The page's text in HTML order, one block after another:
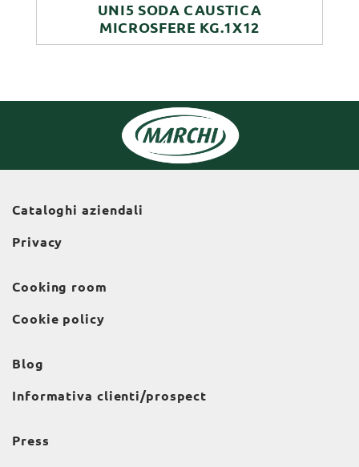
UNI5 SODA CAUSTICA
MICROSFERE KG.1X12
Cataloghi aziendali
Privacy
Cooking room
Cookie policy
Blog
Informativa clienti/prospect
Press